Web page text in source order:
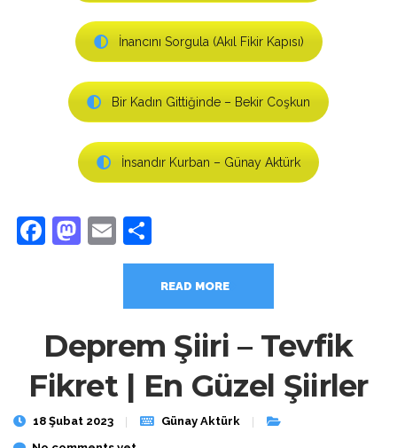
İnancını Sorgula (Akıl Fikir Kapısı)
Bir Kadın Gittiğinde – Bekir Coşkun
İnsandır Kurban – Günay Aktürk
Facebook
Mastodon
Email
READ MORE
Deprem Şiiri – Tevfik
Fikret | En Güzel Şiirler
18 Şubat 2023
Günay Aktürk